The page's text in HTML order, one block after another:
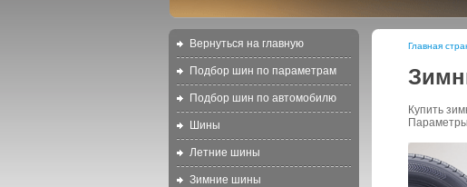
Вернуться на главную
Подбор шин по параметрам
Подбор шин по автомобилю
Шины
Летние шины
Зимние шины
Главная
Купить